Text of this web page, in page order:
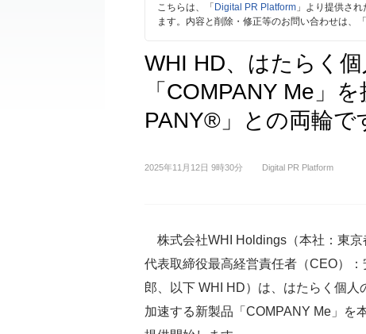
こちらは、「Digital PR Platform 」より提供さ
ます。内容と削除・修正等のお問い合わせは、「
WHI HD、はたらく
「COMPANY Me」
PANY®」との両輪で
2025年11月12日 9時30分 Digital PR Platform
株式会社WHI Holdings（本社：東京
代表取締役最高経営責任者（CEO）：
郎、以下 WHI HD）は、はたらく個人
加速する新製品「COMPANY Me」を